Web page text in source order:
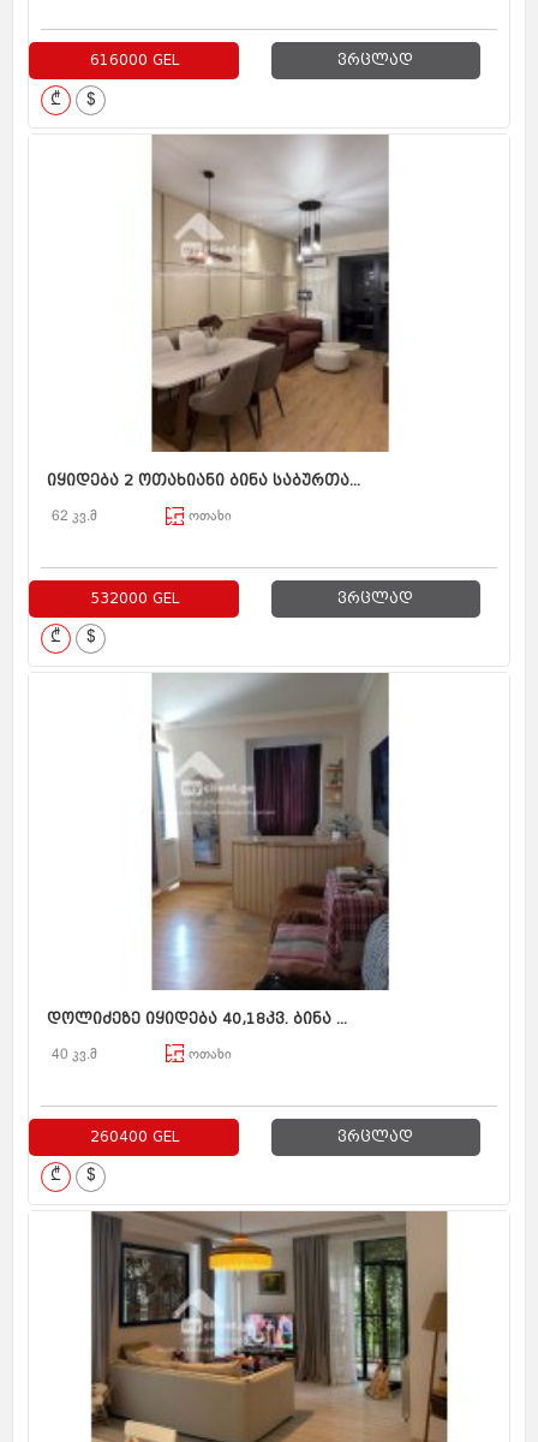
616000 GEL ვრცლად
₾ $
იყიდება 2 ოთახიანი ბინა საბურთა...
62 კვ.მ ოთახი
532000 GEL ვრცლად
₾ $
დოლიძეზე იყიდება 40,18კვ. ბინა ...
40 კვ.მ ოთახი
260400 GEL ვრცლად
₾ $